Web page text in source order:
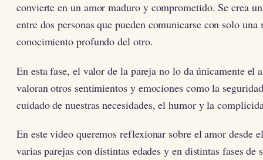
convierte en un amor maduro y comprometido. Se crea
entre dos personas que pueden comunicarse con solo una
conocimiento profundo del otro.
En esta fase, el valor de la pareja no lo da únicamente el
valoran otros sentimientos y emociones como la
cuidado de nuestras necesidades, el humor y la
En este video queremos reflexionar sobre el amor desde
varias parejas con distintas edades y en distintas fases de